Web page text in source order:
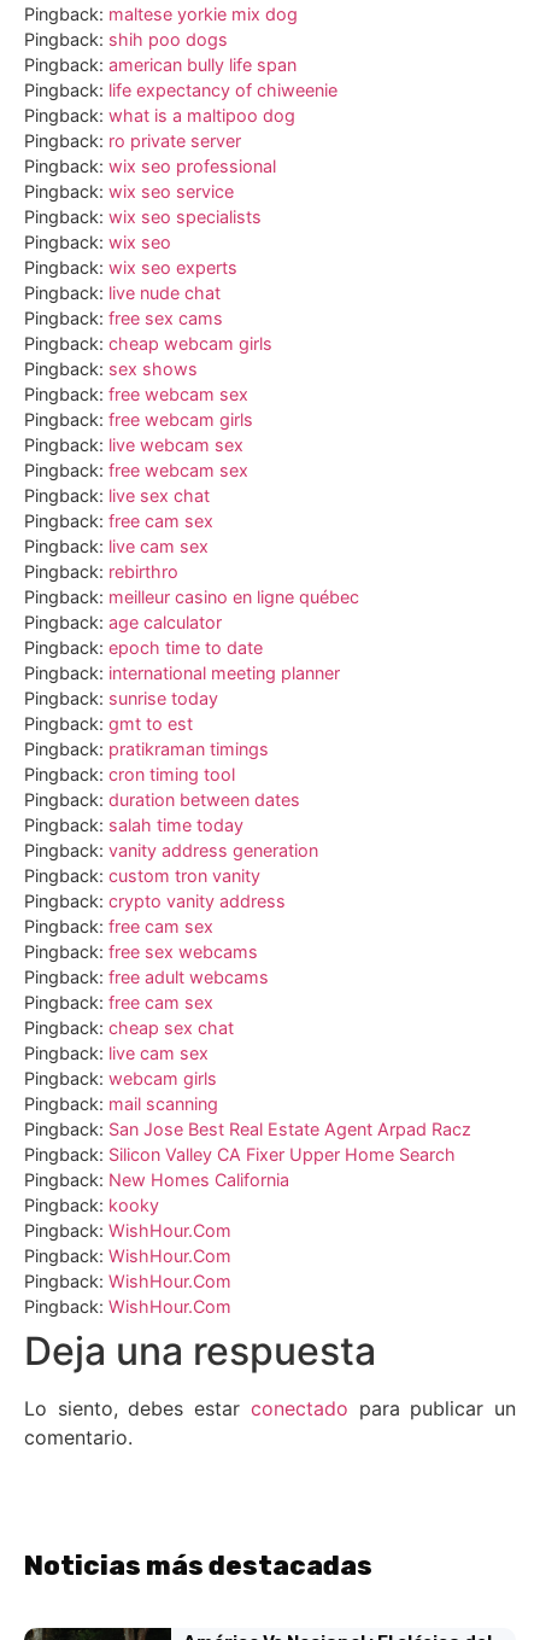
Pingback: maltese yorkie mix dog
Pingback: shih poo dogs
Pingback: american bully life span
Pingback: life expectancy of chiweenie
Pingback: what is a maltipoo dog
Pingback: ro private server
Pingback: wix seo professional
Pingback: wix seo service
Pingback: wix seo specialists
Pingback: wix seo
Pingback: wix seo experts
Pingback: live nude chat
Pingback: free sex cams
Pingback: cheap webcam girls
Pingback: sex shows
Pingback: free webcam sex
Pingback: free webcam girls
Pingback: live webcam sex
Pingback: free webcam sex
Pingback: live sex chat
Pingback: free cam sex
Pingback: live cam sex
Pingback: rebirthro
Pingback: meilleur casino en ligne québec
Pingback: age calculator
Pingback: epoch time to date
Pingback: international meeting planner
Pingback: sunrise today
Pingback: gmt to est
Pingback: pratikraman timings
Pingback: cron timing tool
Pingback: duration between dates
Pingback: salah time today
Pingback: vanity address generation
Pingback: custom tron vanity
Pingback: crypto vanity address
Pingback: free cam sex
Pingback: free sex webcams
Pingback: free adult webcams
Pingback: free cam sex
Pingback: cheap sex chat
Pingback: live cam sex
Pingback: webcam girls
Pingback: mail scanning
Pingback: San Jose Best Real Estate Agent Arpad Racz
Pingback: Silicon Valley CA Fixer Upper Home Search
Pingback: New Homes California
Pingback: kooky
Pingback: WishHour.Com
Pingback: WishHour.Com
Pingback: WishHour.Com
Pingback: WishHour.Com
Deja una respuesta
Lo siento, debes estar conectado para publicar un
comentario.
Noticias más destacadas